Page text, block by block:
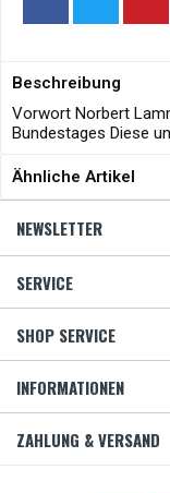
Beschreibung
Vorwort Norbert
Bundestages Diese
Ähnliche Artikel
NEWSLETTER
SERVICE
SHOP SERVICE
INFORMATIONEN
ZAHLUNG & VERSAND